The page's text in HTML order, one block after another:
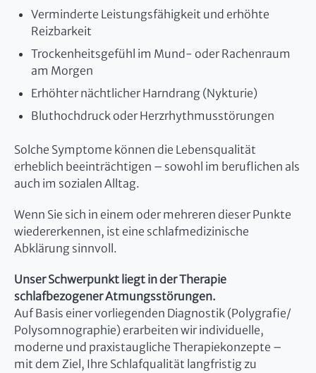
Verminderte Leistungsfähigkeit und erhöhte
Reizbarkeit
Trockenheitsgefühl im Mund- oder Rachenraum
am Morgen
Erhöhter nächtlicher Harndrang (Nykturie)
Bluthochdruck oder Herzrhythmusstörungen
Solche Symptome können die Lebensqualität
erheblich beeinträchtigen – sowohl im beruflichen als
auch im sozialen Alltag.
Wenn Sie sich in einem oder mehreren dieser Punkte
wiedererkennen, ist eine schlafmedizinische
Abklärung sinnvoll.
Unser Schwerpunkt liegt in der Therapie
schlafbezogener Atmungsstörungen.
Auf Basis einer vorliegenden Diagnostik (Polygrafie/
Polysomnographie) erarbeiten wir individuelle,
moderne und praxistaugliche Therapiekonzepte –
mit dem Ziel, Ihre Schlafqualität langfristig zu